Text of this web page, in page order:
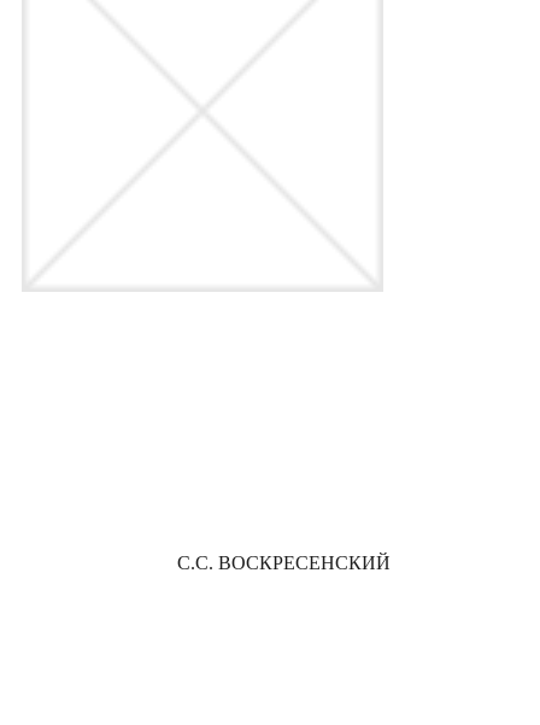
С.С. ВОСКРЕСЕНСКИЙ